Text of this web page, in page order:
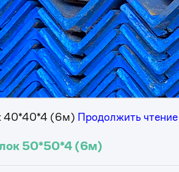
40*40*4 (6м) Продолжить чтение
50*50*4 (6м)